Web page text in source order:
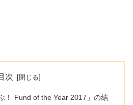
次
！ Fund of the Year 2017」の結